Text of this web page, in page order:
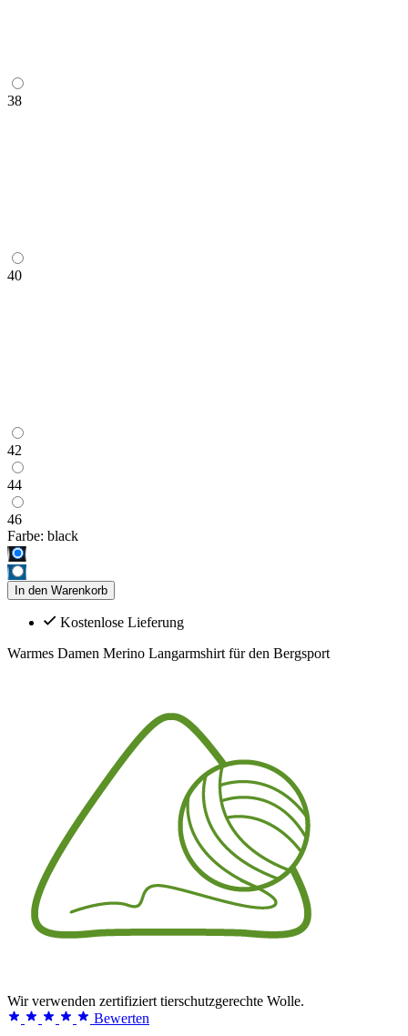
38
40
42
44
46
Farbe: black
In den Warenkorb
Kostenlose Lieferung
Warmes Damen Merino Langarmshirt für den Bergsport
Wir verwenden zertifiziert tierschutzgerechte Wolle.
Bewerten